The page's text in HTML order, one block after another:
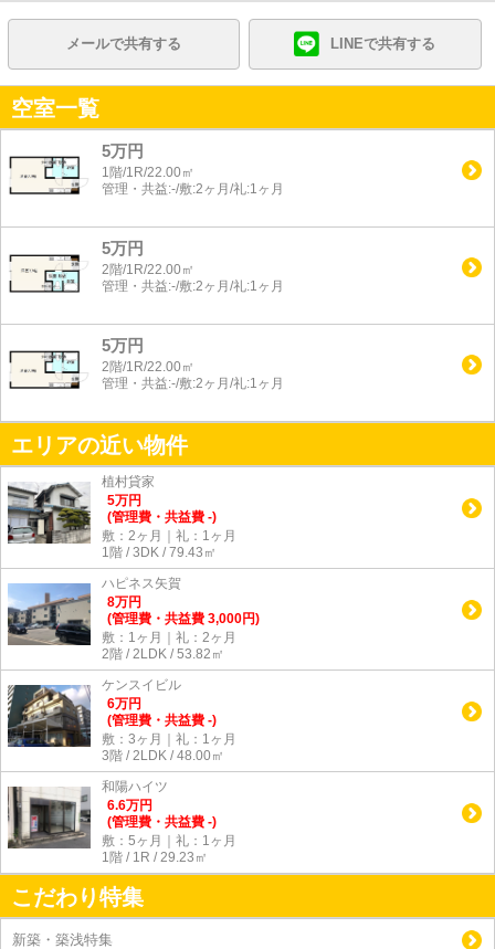
メールで共有する LINEで共有する
空室一覧
5万円
1階/1R/22.00㎡
管理・共益:-/敷:2ヶ月/礼:1ヶ月
5万円
2階/1R/22.00㎡
管理・共益:-/敷:2ヶ月/礼:1ヶ月
5万円
2階/1R/22.00㎡
管理・共益:-/敷:2ヶ月/礼:1ヶ月
エリアの近い物件
植村貸家
5万円
(管理費・共益費 -)
敷：2ヶ月｜礼：1ヶ月
1階 / 3DK / 79.43㎡
ハピネス矢賀
8万円
(管理費・共益費 3,000円)
敷：1ヶ月｜礼：2ヶ月
2階 / 2LDK / 53.82㎡
ケンスイビル
6万円
(管理費・共益費 -)
敷：3ヶ月｜礼：1ヶ月
3階 / 2LDK / 48.00㎡
和陽ハイツ
6.6万円
(管理費・共益費 -)
敷：5ヶ月｜礼：1ヶ月
1階 / 1R / 29.23㎡
こだわり特集
新築・築浅特集